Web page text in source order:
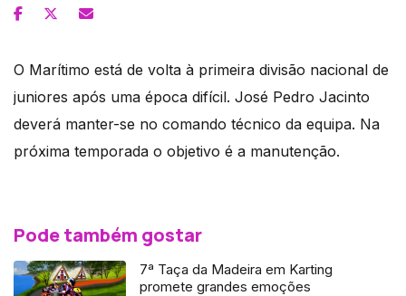
O Marítimo está de volta à primeira divisão nacional de
juniores após uma época difícil. José Pedro Jacinto
deverá manter-se no comando técnico da equipa. Na
próxima temporada o objetivo é a manutenção.
Pode também gostar
7ª Taça da Madeira em Karting
promete grandes emoções